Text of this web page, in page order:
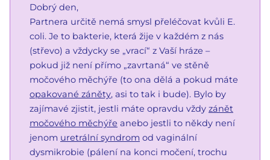
Dobrý den,
Partnera určitě nemá smysl přeléčovat kvůli E.
coli. Je to bakterie, která žije v každém z nás
(střevo) a vždycky se „vrací“ z Vaší hráze –
pokud již není přímo „zavrtaná“ ve stěně
močového měchýře (to ona dělá a pokud máte
opakované záněty, asi to tak i bude). Bylo by
zajímavé zjistit, jestli máte opravdu vždy zánět
močového měchýře anebo jestli to někdy není
jenom uretrální syndrom od vaginální
dysmikrobie (pálení na konci močení, trochu